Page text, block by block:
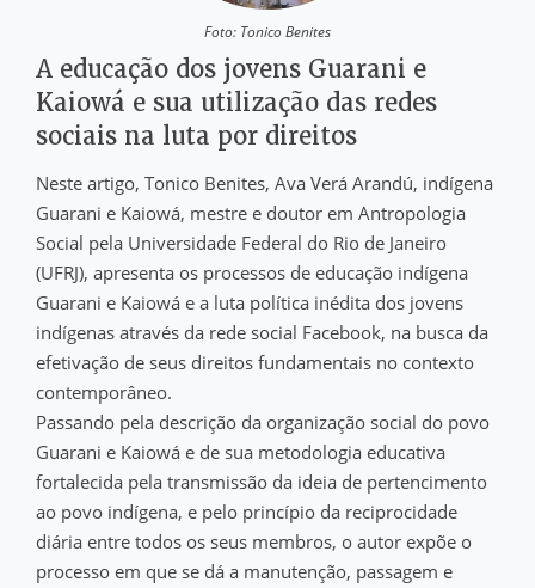
Foto: Tonico Benites
A educação dos jovens Guarani e
Kaiowá e sua utilização das redes
sociais na luta por direitos
Neste artigo, Tonico Benites, Ava Verá Arandú, indígena
Guarani e Kaiowá, mestre e doutor em Antropologia
Social pela Universidade Federal do Rio de Janeiro
(UFRJ), apresenta os processos de educação indígena
Guarani e Kaiowá e a luta política inédita dos jovens
indígenas através da rede social Facebook, na busca da
efetivação de seus direitos fundamentais no contexto
contemporâneo.
Passando pela descrição da organização social do povo
Guarani e Kaiowá e de sua metodologia educativa
fortalecida pela transmissão da ideia de pertencimento
ao povo indígena, e pelo princípio da reciprocidade
diária entre todos os seus membros, o autor expõe o
processo em que se dá a manutenção, passagem e